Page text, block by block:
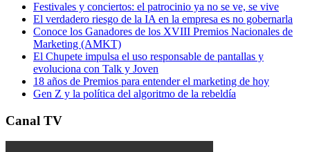
Festivales y conciertos: el patrocinio ya no se ve, se vive
El verdadero riesgo de la IA en la empresa es no gobernarla
Conoce los Ganadores de los XVIII Premios Nacionales de
Marketing (AMKT)
El Chupete impulsa el uso responsable de pantallas y
evoluciona con Talk y Joven
18 años de Premios para entender el marketing de hoy
Gen Z y la política del algoritmo de la rebeldía
Canal TV